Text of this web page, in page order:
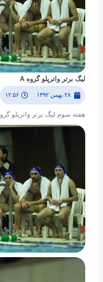
لیگ برتر واترپلو گروه A
۲۸ بهمن ۱۳۹۲ ۱۲:۵۶
هفته سوم لیگ برتر واترپلو گروه A (عکاس: علیرضا کرمی)